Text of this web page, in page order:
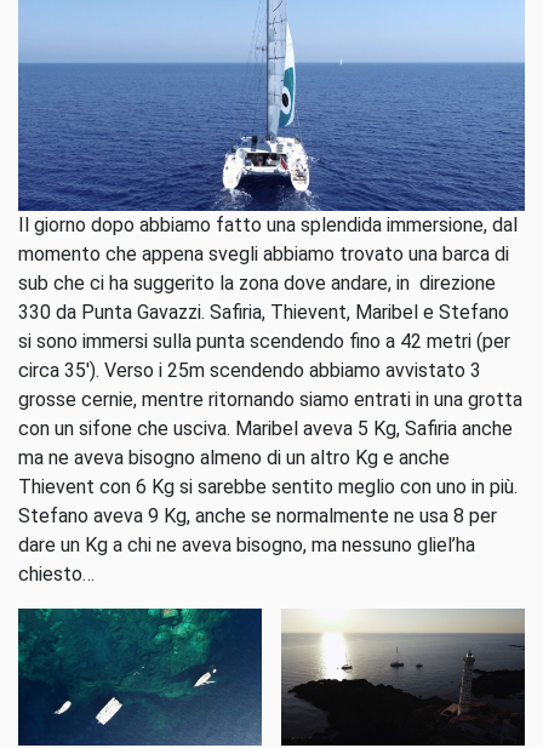
Il giorno dopo abbiamo fatto una splendida immersione, dal
momento che appena svegli abbiamo trovato una barca di
sub che ci ha suggerito la zona dove andare, in direzione
330 da Punta Gavazzi. Safiria, Thievent, Maribel e Stefano
si sono immersi sulla punta scendendo fino a 42 metri (per
circa 35′). Verso i 25m scendendo abbiamo avvistato 3
grosse cernie, mentre ritornando siamo entrati in una grotta
con un sifone che usciva. Maribel aveva 5 Kg, Safiria anche
ma ne aveva bisogno almeno di un altro Kg e anche
Thievent con 6 Kg si sarebbe sentito meglio con uno in più.
Stefano aveva 9 Kg, anche se normalmente ne usa 8 per
dare un Kg a chi ne aveva bisogno, ma nessuno gliel’ha
chiesto…